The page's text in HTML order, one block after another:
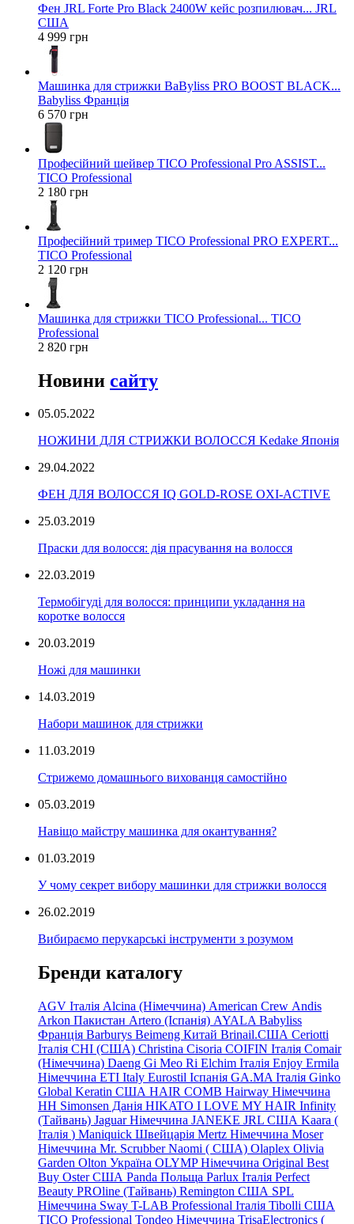
Фен JRL Forte Pro Black 2400W кейс розпилювач... JRL
США
4 999 грн
Машинка для стрижки BaByliss PRO BOOST BLACK...
Babyliss Франція
6 570 грн
Професійний шейвер TICO Professional Pro ASSIST...
TICO Professional
2 180 грн
Професійний тример TICO Professional PRO EXPERT...
TICO Professional
2 120 грн
Машинка для стрижки TICO Professional... TICO
Professional
2 820 грн
Новини сайту
05.05.2022
НОЖИНИ ДЛЯ СТРИЖКИ ВОЛОССЯ Kedake Японія
29.04.2022
ФЕН ДЛЯ ВОЛОССЯ IQ GOLD-ROSE OXI-ACTIVE
25.03.2019
Праски для волосся: дія прасування на волосся
22.03.2019
Термобігуді для волосся: принципи укладання на
коротке волосся
20.03.2019
Ножі для машинки
14.03.2019
Набори машинок для стрижки
11.03.2019
Стрижемо домашнього вихованця самостійно
05.03.2019
Навіщо майстру машинка для окантування?
01.03.2019
У чому секрет вибору машинки для стрижки волосся
26.02.2019
Вибираємо перукарські інструменти з розумом
Бренди каталогу
AGV Італія Alcina (Німеччина) American Crew Andis
Arkon Пакистан Artero (Іспанія) AYALA Babyliss
Франція Barburys Beimeng Китай Brinail.США Ceriotti
Італія CHI (США) Christina Cisoria COIFIN Італія Comair
(Німеччина) Daeng Gi Meo Ri Elchim Італія Enjoy Ermila
Німеччина ETI Italy Eurostil Іспанія GA.MA Італія Ginko
Global Keratin США HAIR COMB Hairway Німеччина
HH Simonsen Данія HIKATO I LOVE MY HAIR Infinity
(Тайвань) Jaguar Німеччина JANEKE JRL США Kaara (
Італія ) Maniquick Швейцарія Mertz Німеччина Moser
Німеччина Mr. Scrubber Naomi ( США) Olaplex Olivia
Garden Olton Україна OLYMP Німеччина Original Best
Buy Oster США Panda Польща Parlux Італія Perfect
Beauty PROline (Тайвань) Remington США SPL
Німеччина Sway T-LAB Professional Італія Tibolli США
TICO Professional Tondeo Німеччина TrisaElectronics (